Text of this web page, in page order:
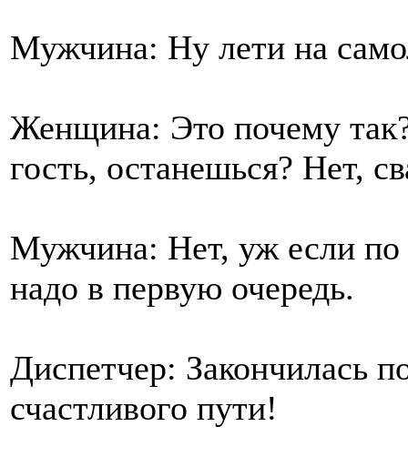
Мужчина: Ну лети на
Женщина: Это почему
гость, останешься? Нет,
Мужчина: Нет, уж если по
надо в первую очередь.
Диспетчер: Закончилась
счастливого пути!